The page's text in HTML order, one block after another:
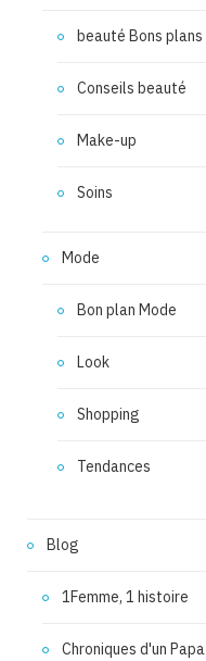
beauté Bons plans
Conseils beauté
Make-up
Soins
Mode
Bon plan Mode
Look
Shopping
Tendances
Blog
1Femme, 1 histoire
Chroniques d'un Papa